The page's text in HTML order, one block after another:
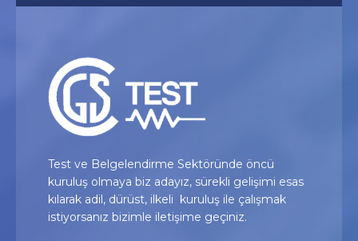
Test ve Belgelendirme Sektöründe öncü
kuruluş olmaya biz adayız, sürekli gelişimi esas
kılarak adil, dürüst, ilkeli kuruluş ile çalışmak
istiyorsanız bizimle iletişime geçiniz.